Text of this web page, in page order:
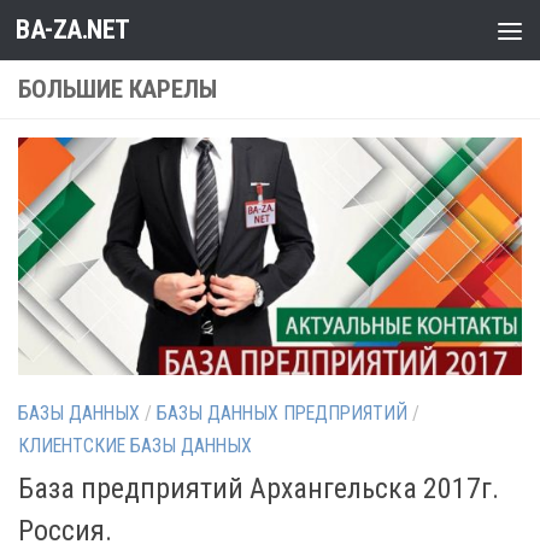
Перейти к содержимому
BA-ZA.NET
БОЛЬШИЕ КАРЕЛЫ
БАЗЫ ДАННЫХ / БАЗЫ ДАННЫХ ПРЕДПРИЯТИЙ /
КЛИЕНТСКИЕ БАЗЫ ДАННЫХ
База предприятий Архангельска 2017г.
Россия.